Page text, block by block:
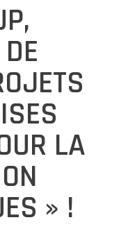
LA
» !